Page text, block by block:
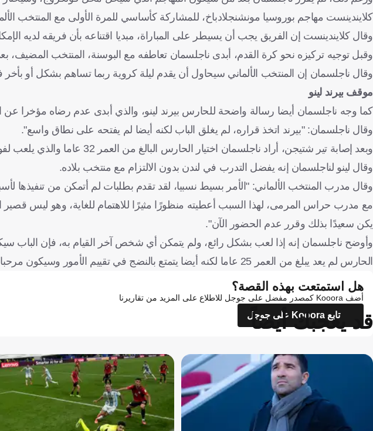
كلايندينست مهاجم بوروسيا مونشنجلادباخ، للمشاركة كأساسي للمرة الأولى مع المنتخب
وقال كلايندينست إن الفريق يجب أن يسيطر على المباراة، مبديا اقتناعه بأن فريقه لديه
وقبل توجيه تركيزه نحو كرة القدم، أبدى ناجلسمان تعاطفه مع البوسنة، المنتخب المضيف،
وقال ناجلسمان إن المنتخب الألماني سيحاول أن يقدم ليلة كروية ربما تساهم بشكل أو
موقف بيرند لينو
كما وجه ناجلسمان أيضا رسالة واضحة للحارس بيرند لينو، والذي أبدى عدم رضاه مؤخرا عن
وقال ناجلسمان: "بيرند اتخذ قراره، لم يغلق الباب لكنه أيضا لم يفتحه على نطاق واسع".
وبعد إصابة تير شتيجن، أراد ناجلسمان اختيار الحارس البالغ من العمر 32 عاما والذي يلعب لفولهام، كحارس ثالث، لكن ذلك لم يكن كافيا بالنسبة له.
وقال لينو لناجلسمان إنه يفضل التدرب في لندن بدون الالتزام مع منتخب بلاده.
وقال مدرب المنتخب الألماني: "الأمر بسيط نسبيا، لقد تقدم بطلبات لم أتمكن من تنفيذها
مع مدرب حراس المرمى، لهذا السبب أعطيته منظورًا مثيرًا للاهتمام للغاية، وهو ليس
يكن سعيدًا بذلك وقرر عدم الحضور الآن".
وأوضح ناجلسمان إنه إذا لعب بشكل رائع، ولم يتمكن أي شخص آخر القيام به، فإن الباب
الحارس لم يعد يبلغ من العمر 25 عاما لكنه أيضا يتمتع بالنضج في تقييم الأمور وسيكون مرحبا به إذا فعل ذلك بنفسه.
هل استمتعت بهذه القصة؟
أضف Kooora كمصدر مفضل على جوجل للاطلاع على المزيد من تقاريرنا
تابع Kooora على جوجل
قد يعجبك أيضاً